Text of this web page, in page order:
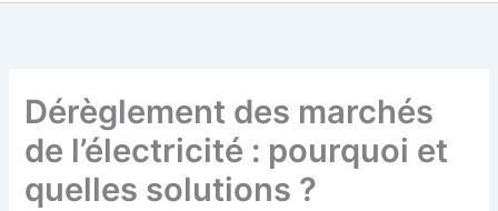
Dérèglement des marchés
de l’électricité : pourquoi et
quelles solutions ?